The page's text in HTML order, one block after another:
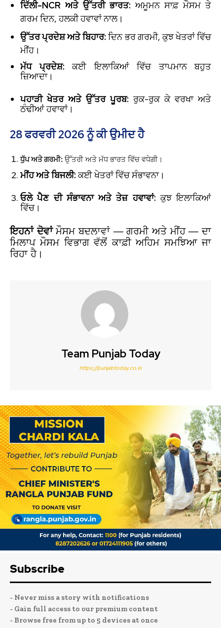
ਦਿੱਲੀ-NCR ਅਤੇ ਉੱਤਰੀ ਭਾਰਤ: ਅਮੂਮਨ ਸਾਫ਼ ਮੌਸਮ ਤੇ
ਗਰਮ ਦਿਨ, ਹਲਕੀ ਹਵਾਵਾਂ ਨਾਲ।
ਉੱਤਰ ਪ੍ਰਦੇਸ਼ ਅਤੇ ਬਿਹਾਰ: ਦਿਨ ਭਰ ਗਰਮੀ, ਕੁਝ ਖੇਤਰਾਂ ਵਿੱਚ
ਮੀਂਹ।
ਮੱਧ ਪ੍ਰਦੇਸ਼: ਕਈ ਇਲਾਕਿਆਂ ਵਿੱਚ ਤਾਪਮਾਨ ਬਹੁਤ
ਜ਼ਿਆਦਾ।
ਪਹਾੜੀ ਖੇਤਰ ਅਤੇ ਉੱਤਰ ਪੂਰਬ: ਰੁਕ-ਰੁਕ ਕੇ ਵਰਖਾ ਅਤੇ
ਠੰਢੀਆਂ ਹਵਾਵਾਂ।
28 ਫਰਵਰੀ 2026 ਨੂੰ ਕੀ ਉਮੀਦ ਹੈ
ਧੁੱਪ ਅਤੇ ਗਰਮੀ: ਉੱਤਰੀ ਅਤੇ ਮੱਧ ਭਾਰਤ ਵਿੱਚ ਵਧੇਗੀ।
ਮੀਂਹ ਅਤੇ ਬਿਜਲੀ: ਕਈ ਖੇਤਰਾਂ ਵਿੱਚ ਸੰਭਾਵਨਾ।
ਓਲੇ ਪੈਣ ਦੀ ਸੰਭਾਵਨਾ ਅਤੇ ਤੇਜ਼ ਹਵਾਵਾਂ: ਕੁਝ ਇਲਾਕਿਆਂ
ਵਿੱਚ।
ਇਹਨਾਂ ਦੋਵਾਂਮੌਸਮ ਬਦਲਾਵਾਂ — ਗਰਮੀ ਅਤੇ ਮੀਂਹ — ਦਾ
ਮਿਲਾਪ ਮੌਸਮ ਵਿਭਾਗ ਵੱਲੋਂ ਕਾਫ਼ੀ ਅਹਿਮ ਸਮਝਿਆ ਜਾ
ਰਿਹਾ ਹੈ।
Team Punjab Today
https://punjabtoday.co.in
Subscribe
- Never miss a story with notifications
- Gain full access to our premium content
- Browse free from up to 5 devices at once